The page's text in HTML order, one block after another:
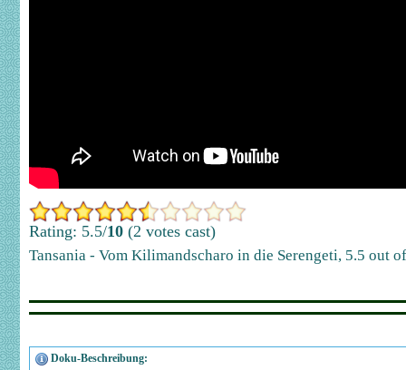
Rating: 5.5/10 (2 votes cast)
Tansania - Vom Kilimandscharo in die Serengeti, 5.5 out
Doku-Beschreibung: